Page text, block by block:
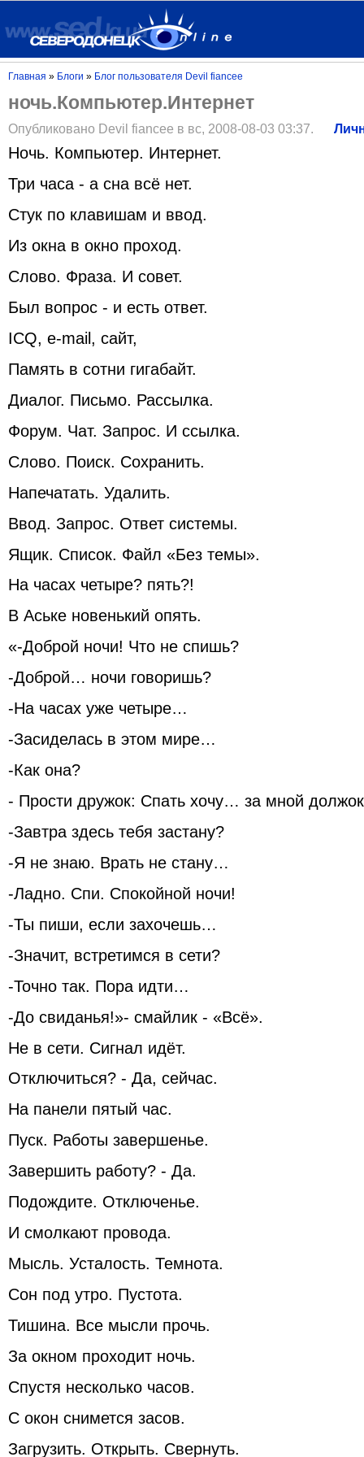
Главная » Блоги » Блог пользователя Devil fiancee
ночь.Компьютер.Интернет
Опубликовано Devil fiancee в вс, 2008-08-03 03:37.
Ночь. Компьютер. Интернет.
Три часа - а сна всё нет.
Стук по клавишам и ввод.
Из окна в окно проход.
Слово. Фраза. И совет.
Был вопрос - и есть ответ.
ICQ, e-mail, сайт,
Память в сотни гигабайт.
Диалог. Письмо. Рассылка.
Форум. Чат. Запрос. И ссылка.
Слово. Поиск. Сохранить.
Напечатать. Удалить.
Ввод. Запрос. Ответ системы.
Ящик. Список. Файл «Без темы».
На часах четыре? пять?!
В Аське новенький опять.
«-Доброй ночи! Что не спишь?
-Доброй… ночи говоришь?
-На часах уже четыре…
-Засиделась в этом мире…
-Как она?
- Прости дружок: Спать хочу… за мной
-Завтра здесь тебя застану?
-Я не знаю. Врать не стану…
-Ладно. Спи. Спокойной ночи!
-Ты пиши, если захочешь…
-Значит, встретимся в сети?
-Точно так. Пора идти…
-До свиданья!»- смайлик - «Всё».
Не в сети. Сигнал идёт.
Отключиться? - Да, сейчас.
На панели пятый час.
Пуск. Работы завершенье.
Завершить работу? - Да.
Подождите. Отключенье.
И смолкают провода.
Мысль. Усталость. Темнота.
Сон под утро. Пустота.
Тишина. Все мысли прочь.
За окном проходит ночь.
Спустя несколько часов.
С окон снимется засов.
Загрузить. Открыть. Свернуть.